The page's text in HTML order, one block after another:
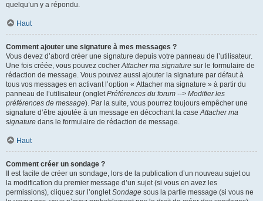
quelqu’un y a répondu.
Haut
Comment ajouter une signature à mes messages ?
Vous devez d’abord créer une signature depuis votre panneau de l’utilisateur.
Une fois créée, vous pouvez cocherAttacher ma signature sur le formulaire de
rédaction de message. Vous pouvez aussi ajouter la signature par défaut à
tous vos messages en activant l’option « Attacher ma signature » à partir du
panneau de l’utilisateur (ongletPréférences du forum --> Modifier les
préférences de message). Par la suite, vous pourrez toujours empêcher une
signature d’être ajoutée à un message en décochant la caseAttacher ma
signature dans le formulaire de rédaction de message.
Haut
Comment créer un sondage ?
Il est facile de créer un sondage, lors de la publication d’un nouveau sujet ou
la modification du premier message d’un sujet (si vous en avez les
permissions), cliquez sur l’ongletSondage sous la partie message (si vous ne